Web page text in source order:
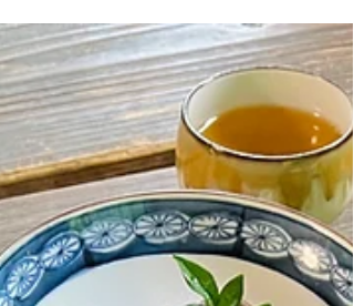
93%を森林が占める林業のまちです。江戸
代には宿場町として栄えましたが、現在は
6,500人の小さな田舎まちで...